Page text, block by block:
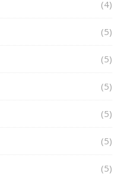
(4)
(5)
(5)
(5)
(5)
(5)
(5)